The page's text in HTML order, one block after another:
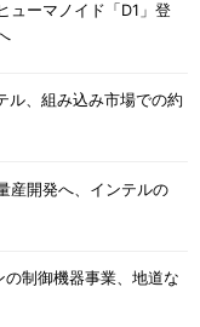
ーマノイド「D1」登
ル、組み込み市場での約
産開発へ、インテルの
の制御機器事業、地道な